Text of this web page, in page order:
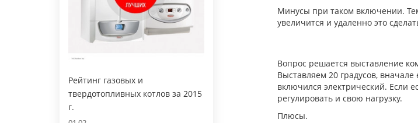
Рейтинг газовых и
твердотопливных котлов за 2015
г.
Минусы при таком включении.
увеличится и удаленно это
Вопрос решается выставление
Выставляем 20 градусов,
включился электрический. Если
регулировать и свою нагрузку.
Плюсы.